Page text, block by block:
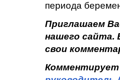
периода
Приглашаем
нашего сайта.
свои